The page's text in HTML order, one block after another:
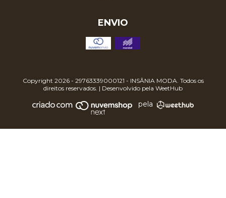
ENVIO
Copyright 2026 - 29763339000121 - INSÂNIA MODA. Todos os
direitos reservados. | Desenvolvido pela WeetHub
pela